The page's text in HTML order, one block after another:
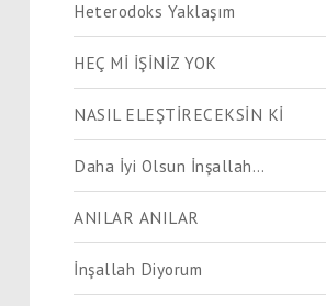
Heterodoks Yaklaşım
HEÇ Mİ İŞİNİZ YOK
NASIL ELEŞTİRECEKSİN Kİ
Daha İyi Olsun İnşallah…
ANILAR ANILAR
İnşallah Diyorum